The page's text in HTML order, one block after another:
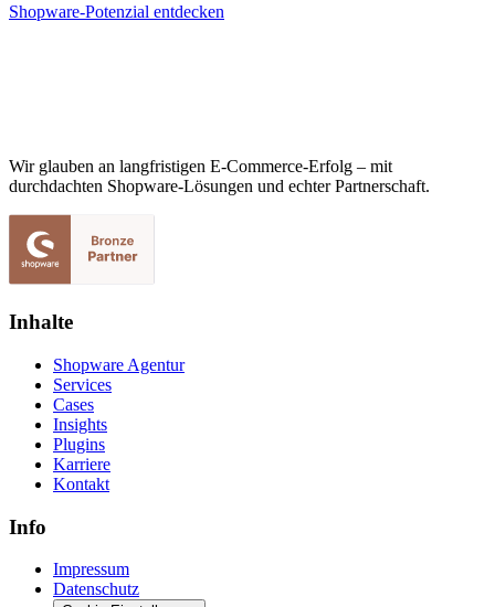
Shopware-Potenzial entdecken
Wir glauben an langfristigen E-Commerce-Erfolg – mit
durchdachten Shopware-Lösungen und echter Partnerschaft.
Inhalte
Shopware Agentur
Services
Cases
Insights
Plugins
Karriere
Kontakt
Info
Impressum
Datenschutz